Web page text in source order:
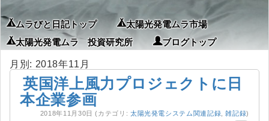
ムラびと日記トップ
太陽光発電ムラ市場
太陽光発電ムラ 投資研究所
ブログトップ
月別: 2018年11月
英国洋上風力プロジェクトに日
本企業参画
2018年11月30日 (カテゴリ: 太陽光発電システム関連記録 ,雑記録)